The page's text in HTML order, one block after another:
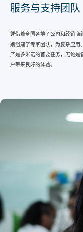
服务与支持团队
凭借着全国各地子公司和经销
别组建了专家团队，为复杂应用
产是多米诺的首要任务，无论
户带来良好的体验。